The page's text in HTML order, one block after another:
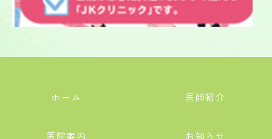
ホーム 医師紹介
医院案内 お知らせ